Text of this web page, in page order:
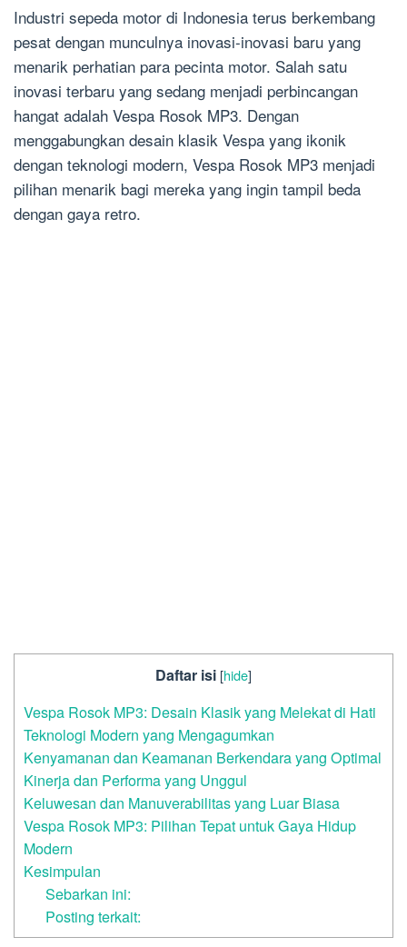
Industri sepeda motor di Indonesia terus berkembang
pesat dengan munculnya inovasi-inovasi baru yang
menarik perhatian para pecinta motor. Salah satu
inovasi terbaru yang sedang menjadi perbincangan
hangat adalah Vespa Rosok MP3. Dengan
menggabungkan desain klasik Vespa yang ikonik
dengan teknologi modern, Vespa Rosok MP3 menjadi
pilihan menarik bagi mereka yang ingin tampil beda
dengan gaya retro.
Daftar isi [hide]
Vespa Rosok MP3: Desain Klasik yang Melekat di Hati
Teknologi Modern yang Mengagumkan
Kenyamanan dan Keamanan Berkendara yang Optimal
Kinerja dan Performa yang Unggul
Keluwesan dan Manuverabilitas yang Luar Biasa
Vespa Rosok MP3: Pilihan Tepat untuk Gaya Hidup
Modern
Kesimpulan
Sebarkan ini:
Posting terkait: